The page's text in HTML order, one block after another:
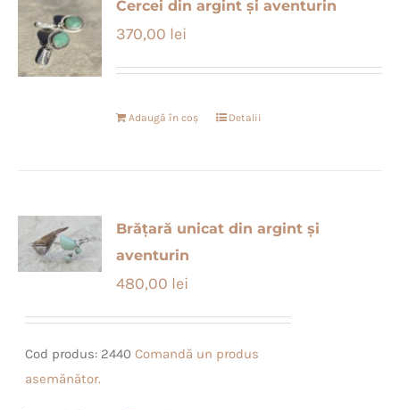
Cercei din argint și aventurin
370,00 lei
Adaugă în coș Detalii
Brățară unicat din argint și
aventurin
480,00 lei
Cod produs: 2440Comandă un produs
asemănător.